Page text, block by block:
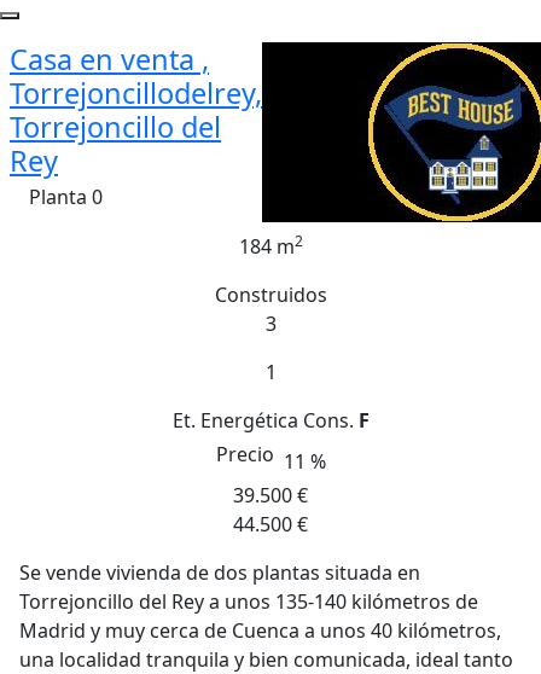
Casa en venta ,
Torrejoncillodelrey,
Torrejoncillo del
Rey
Planta 0
184 m2
Construidos
3
1
Et. Energética Cons. F
Precio 11 %
39.500 €
44.500 €
Se vende vivienda de dos plantas situada en
Torrejoncillo del Rey a unos 135-140 kilómetros de
Madrid y muy cerca de Cuenca a unos 40 kilómetros,
una localidad tranquila y bien comunicada, ideal tanto